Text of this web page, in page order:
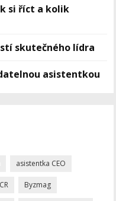
si říct a kolik
skutečného lídra
asistentkou
asistentka CEO
Byzmag